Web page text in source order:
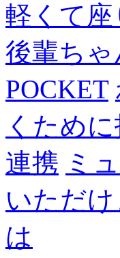
軽くて
後輩ち
POCKET
くため
連携 ミ
いただ
は